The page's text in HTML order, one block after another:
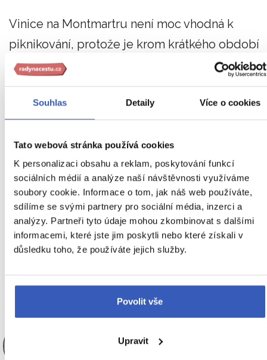
Souhlas Detaily Více o cookies
Tato webová stránka používá cookies
K personalizaci obsahu a reklam, poskytování funkcí
sociálních médií a analýze naší návštěvnosti využíváme
soubory cookie. Informace o tom, jak náš web používáte,
sdílíme se svými partnery pro sociální média, inzerci a
analýzy. Partneři tyto údaje mohou zkombinovat s dalšími
informacemi, které jste jim poskytli nebo které získali v
důsledku toho, že používáte jejich služby.
Povolit vše
Upravit
Vinice na Montmartru není moc vhodná k
piknikování, protože je krom krátkého období
vinobraní pro veřejnost uzavřena. Oproti tomu
park Georges-Brassens v 15. arrondissementu
má také malou vinici, a tak se už piknikovat dá.
budovy. Součástí parku je mimo jiné vinice i
včelín, růžová zahrada nebo zahrada s
80 druhy vonných bylin, tzv. Zahrada vůní.
Vydat se můžete i do Versailles k Trianonům a
malá kouzelná vinice.
Karolína Petrová